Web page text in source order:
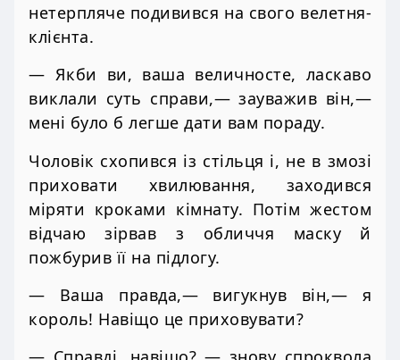
нетерпляче подивився на свого велетня-
клієнта.
— Якби ви, ваша величносте, ласкаво
виклали суть справи,— зауважив він,—
мені було б легше дати вам пораду.
Чоловік схопився із стільця і, не в змозі
приховати хвилювання, заходився
міряти кроками кімнату. Потім жестом
відчаю зірвав з обличчя маску й
пожбурив її на підлогу.
— Ваша правда,— вигукнув він,— я
король! Навіщо це приховувати?